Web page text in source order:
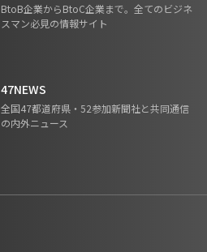
BtoB企業からBtoC企業まで。全てのビジネ
スマン必見の情報サイト
47NEWS
全国47都道府県・52参加新聞社と共同通信
の内外ニュース